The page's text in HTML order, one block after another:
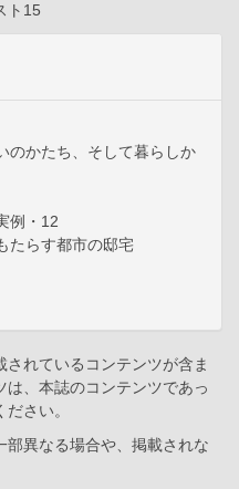
ト15
のかたち、そして暮らしか
例・12
たらす都市の邸宅
れているコンテンツが含ま
、本誌のコンテンツであっ
さい。
異なる場合や、掲載されな